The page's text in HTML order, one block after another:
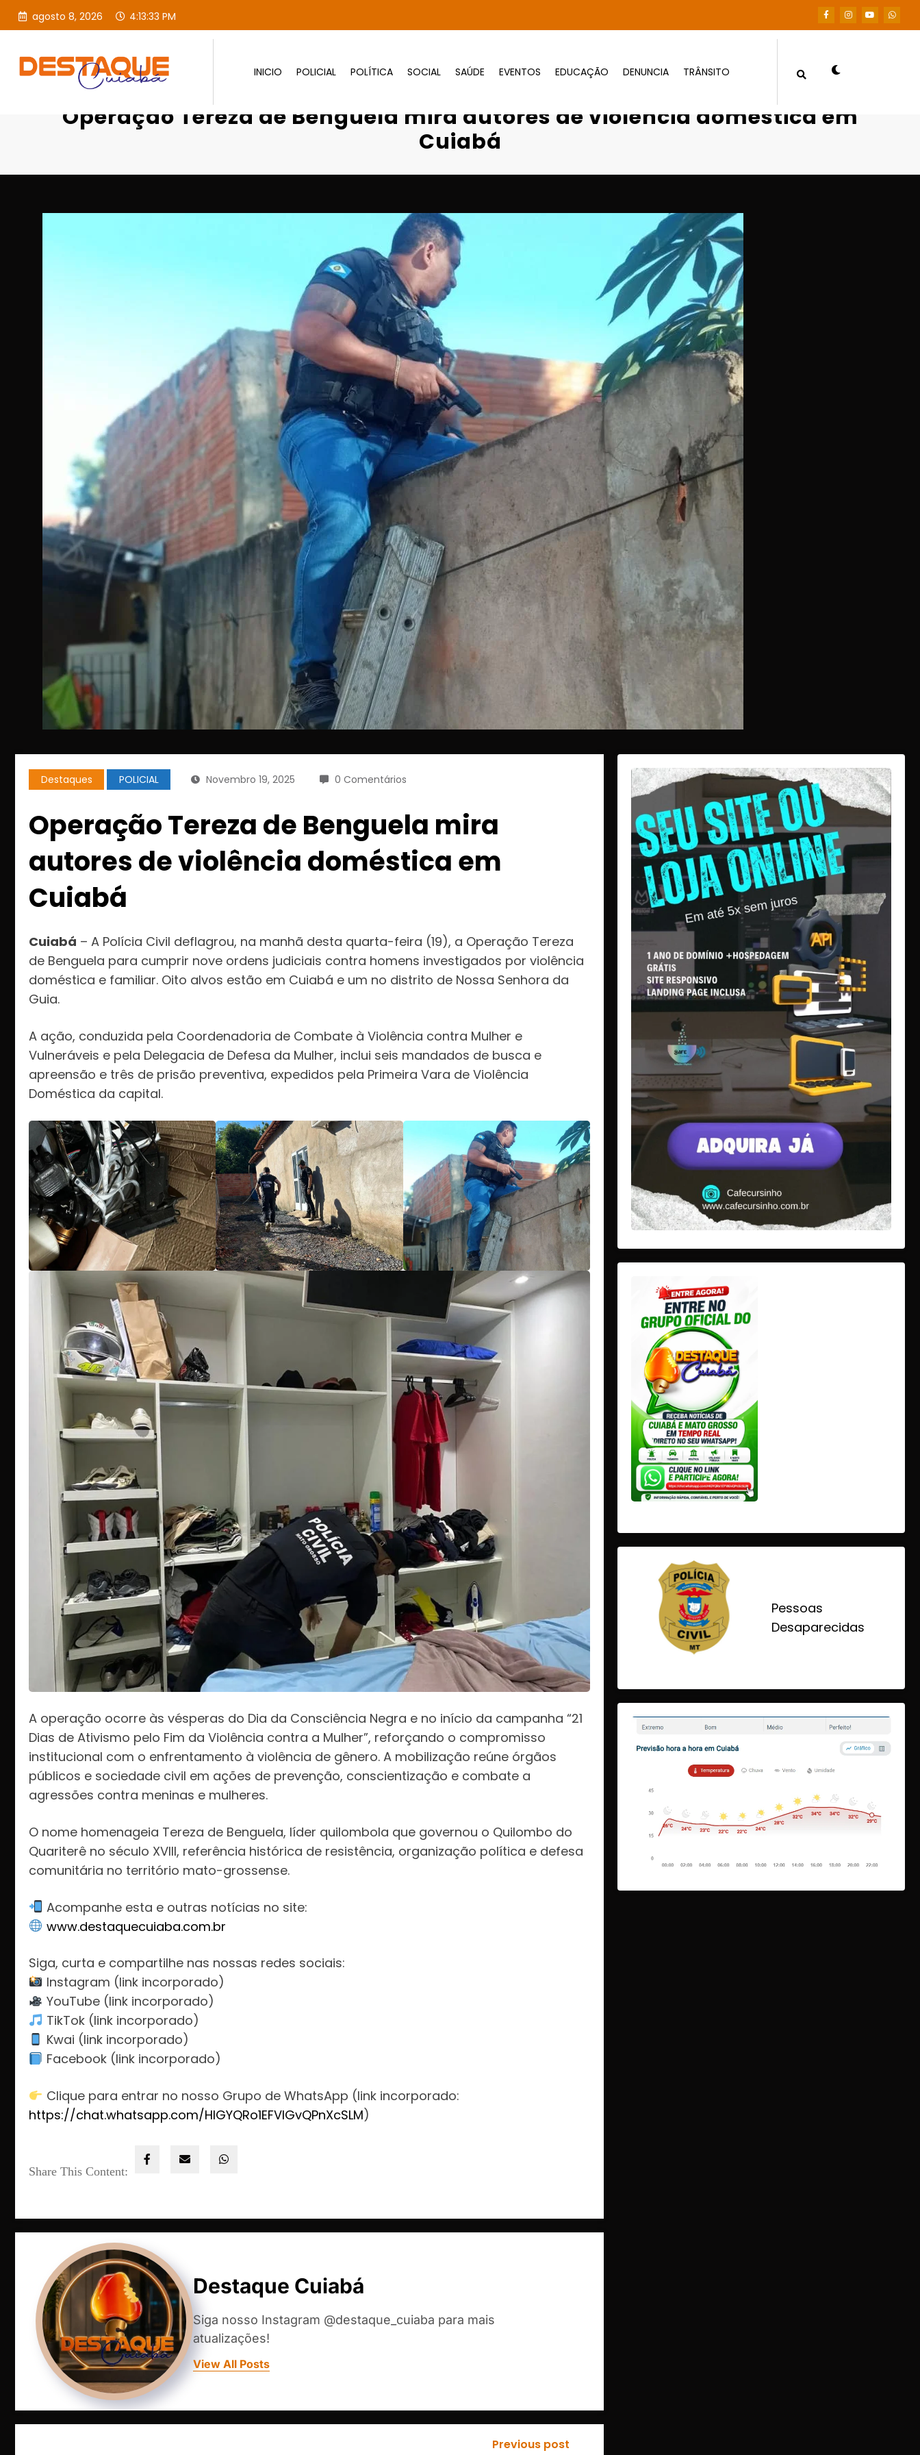
agosto 8, 2026 4:13:34 PM
INICIO POLICIAL POLÍTICA SOCIAL SAÚDE EVENTOS EDUCAÇÃO DENUNCIA TRÂNSITO
Página inicial Operação Tereza de Benguela mira autores de violência doméstica em Cuiabá
Operação Tereza de Benguela mira autores de violência doméstica em
Cuiabá
Destaques POLICIAL Novembro 19, 2025 0 Comentários
Operação Tereza de Benguela mira
autores de violência doméstica em
Cuiabá
Cuiabá – A Polícia Civil deflagrou, na manhã desta quarta-feira (19), a Operação Tereza
de Benguela para cumprir nove ordens judiciais contra homens investigados por violência
doméstica e familiar. Oito alvos estão em Cuiabá e um no distrito de Nossa Senhora da
Guia.
A ação, conduzida pela Coordenadoria de Combate à Violência contra Mulher e
Vulneráveis e pela Delegacia de Defesa da Mulher, inclui seis mandados de busca e
apreensão e três de prisão preventiva, expedidos pela Primeira Vara de Violência
Doméstica da capital.
A operação ocorre às vésperas do Dia da Consciência Negra e no início da campanha “21
Dias de Ativismo pelo Fim da Violência contra a Mulher”, reforçando o compromisso
institucional com o enfrentamento à violência de gênero. A mobilização reúne órgãos
públicos e sociedade civil em ações de prevenção, conscientização e combate a
agressões contra meninas e mulheres.
O nome homenageia Tereza de Benguela, líder quilombola que governou o Quilombo do
Quariterê no século XVIII, referência histórica de resistência, organização política e defesa
comunitária no território mato-grossense.
Acompanhe esta e outras notícias no site:
www.destaquecuiaba.com.br
Siga, curta e compartilhe nas nossas redes sociais:
Instagram (link incorporado)
YouTube (link incorporado)
TikTok (link incorporado)
Kwai (link incorporado)
Facebook (link incorporado)
Clique para entrar no nosso Grupo de WhatsApp (link incorporado:
https://chat.whatsapp.com/HlGYQRo1EFVIGvQPnXcSLM)
Share This Content:
Destaque Cuiabá
Siga nosso Instagram @destaque_cuiaba para mais
atualizações!
View All Posts
Previous post
Pessoas
Desaparecidas